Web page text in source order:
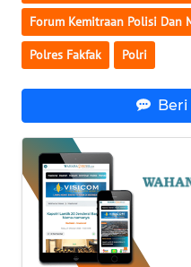
Forum Kemitraan Polisi Dan
Polres Fakfak Polri
WN
BABEL
SUMBAR
WN
SUMSEL
WN
BENGKULU